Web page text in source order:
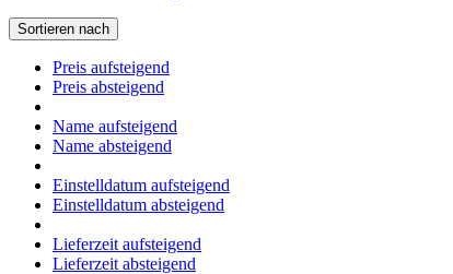
Sortieren nach
Preis aufsteigend
Preis absteigend
Name aufsteigend
Name absteigend
Einstelldatum aufsteigend
Einstelldatum absteigend
Lieferzeit aufsteigend
Lieferzeit absteigend